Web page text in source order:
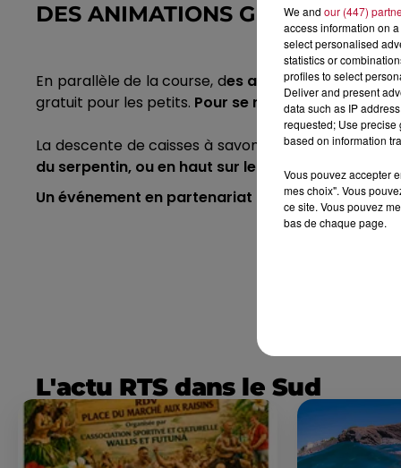
DES ANIMATIONS GRATUITES
En parallèle de la course, des animations sont
gratuit pour les petits. Pour se restaurer et se
La descente de caisses à savon deBalaruc-les-
du serpentin, ou en haut sur le parking Louise
Un événement en partenariat avec RTS.
L'actu RTS dans le Sud
We and our (447)
access information on
select personalised
statistics or
profiles to select
Deliver and present
data such as IP
requested; Use precise
based on information
Vous pouvez accepter
mes choix". Vous
ce site. Vous pouvez
bas de chaque page.